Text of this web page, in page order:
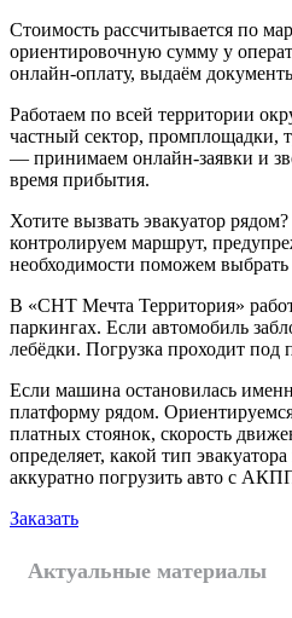
Стоимость рассчитывается по
ориентировочную сумму у
онлайн-оплату, выдаём
Работаем по всей территории
частный сектор, промплощадки,
— принимаем онлайн-заявки и
время прибытия.
Хотите вызвать эвакуатор
контролируем маршрут,
необходимости поможем
В «СНТ Мечта Территория»
паркингах. Если автомобиль
лебёдки. Погрузка проходит под
Если машина остановилась
платформу рядом.
платных стоянок, скорость
определяет, какой тип
аккуратно погрузить авто с
Заказать
Актуальные материалы